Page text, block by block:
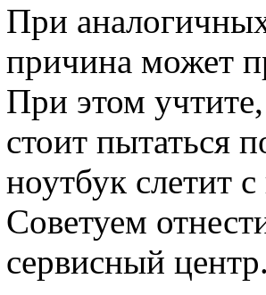
При
причина может
При этом
стоит пытаться
ноутбук слетит
Советуем
сервисный центр.